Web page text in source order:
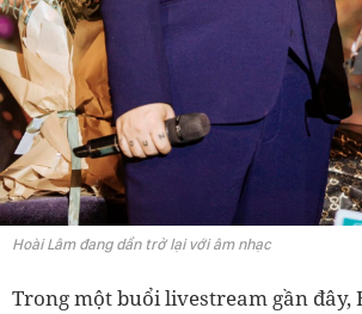
Hoài Lâm đang dần trở lại với âm nhạc
Trong một buổi livestream gần đây,